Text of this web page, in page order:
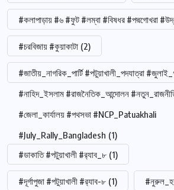
#কলাপাড়ায় #৬ #ফুট #লম্বা #বিষধর #পদ্মগোখরা
#চরবিজায় #কুয়াকাটা (2)
#জাতীয়_নাগরিক_পার্টি #পটুয়াখালী_পদযাত্রা
#নাহিদ_ইসলাম #রাজনৈতিক_আন্দোলন
#জেলা_কার্যালয় #পথসভা #NCP_Patuakhali
#July_Rally_Bangladesh (1)
#ডাকাতি #পটুয়াখালী #র‍্যাব_৮ (1)
#দূর্গাপুজা #পটুয়াখালী #র‍্যাব-৮ (1)